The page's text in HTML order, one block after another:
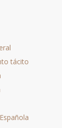
tácito